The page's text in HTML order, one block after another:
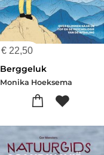
€ 22,50
Berggeluk
Monika Hoeksema